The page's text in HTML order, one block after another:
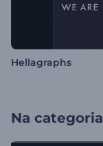
Hellagraphs
Na categoria